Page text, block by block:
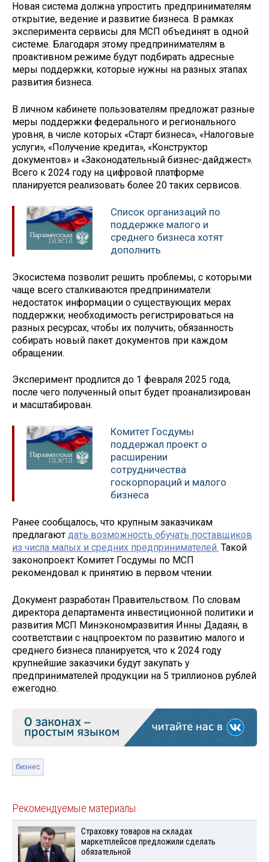
Новая система должна упростить предпринимателям
открытие, ведение и развитие бизнеса. В рамках
эксперимента сервисы для МСП объединят в одной
системе. Благодаря этому предпринимателям в
проактивном режиме будут подбирать адресные
меры поддержки, которые нужны на разных этапах
развития бизнеса.
В личном кабинете пользователям предложат разные
меры поддержки федерального и регионального
уровня, в числе которых «Старт бизнеса», «Налоговые
услуги», «Получение кредита», «Конструктор
документов» и «Законодательный бизнес-дайджест».
Всего к 2024 году на цифровой платформе
планируется реализовать более 20 таких сервисов.
Список организаций по
поддержке малого и
среднего бизнеса хотят
дополнить
Экосистема позволит решить проблемы, с которыми
чаще всего сталкиваются предприниматели:
недостаток информации о существующих мерах
поддержки; необходимость регистрироваться на
разных ресурсах, чтобы их получить; обязанность
собирать новый пакет документов при каждом
обращении.
Эксперимент продлится до 1 февраля 2025 года,
после чего полученный опыт будет проанализирован
и масштабирован.
Комитет Госдумы
поддержал проект о
расширении
сотрудничества
госкорпораций и малого
бизнеса
Ранее сообщалось, что крупным заказчикам
предлагают дать возможность обучать поставщиков
из числа малых и средних предпринимателей. Такой
законопроект Комитет Госдумы по МСП
рекомендовал к принятию в первом чтении.
Документ разработан Правительством. По словам
директора департамента инвестиционной политики и
развития МСП Минэкономразвития Инны Дадаян, в
соответствии с нацпроектом по развитию малого и
среднего бизнеса планируется, что к 2024 году
крупнейшие заказчики будут закупать у
предпринимателей продукции на 5 триллионов рублей
ежегодно.
бизнес
Рекомендуемые материалы
Страховку товаров на складах
маркетплейсов предложили сделать
обязательной